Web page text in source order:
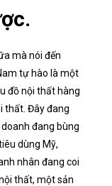
mà nói đến
tự hào là một
đồ nội thất hàng
thất. Đây đang
đang bùng
dùng Mỹ,
nhân đang coi
thất, một sản